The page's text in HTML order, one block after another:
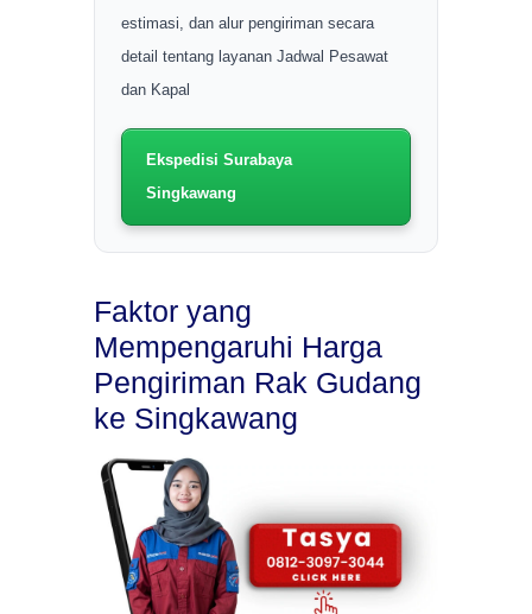
estimasi, dan alur pengiriman secara
detail tentang layanan Jadwal Pesawat
dan Kapal
Ekspedisi Surabaya
Singkawang
Faktor yang
Mempengaruhi Harga
Pengiriman Rak Gudang
ke Singkawang